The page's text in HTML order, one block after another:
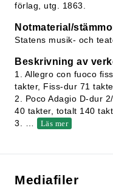
förlag, utg. 1863.
Notmaterial/
Statens musik- och
Beskrivning av
1. Allegro con fuoco
takter, Fiss-dur 71
2. Poco Adagio D-dur
40 takter, totalt 140
3.
Läs mer
Mediafiler